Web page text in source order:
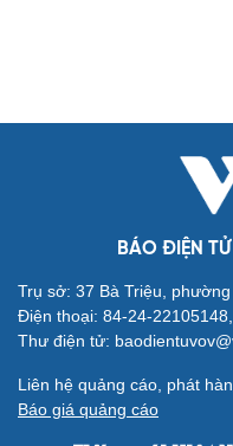
BÁO ĐIỆN
Trụ sở: 37 Bà Triệu,
Điện thoại: 84-24-
Thư điện tử:
Liên hệ quảng cáo, phát
Báo giá quảng cáo